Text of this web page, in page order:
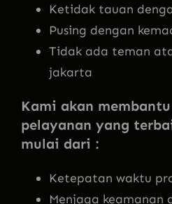
Ketidak tauan
Pusing dengan
Tidak ada teman
jakarta
Kami akan
pelayanan yang
mulai dari :
Ketepatan waktu
Menjaga keamanan